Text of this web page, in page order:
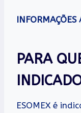
INFORMAÇÕES
PARA
ESOMEX é